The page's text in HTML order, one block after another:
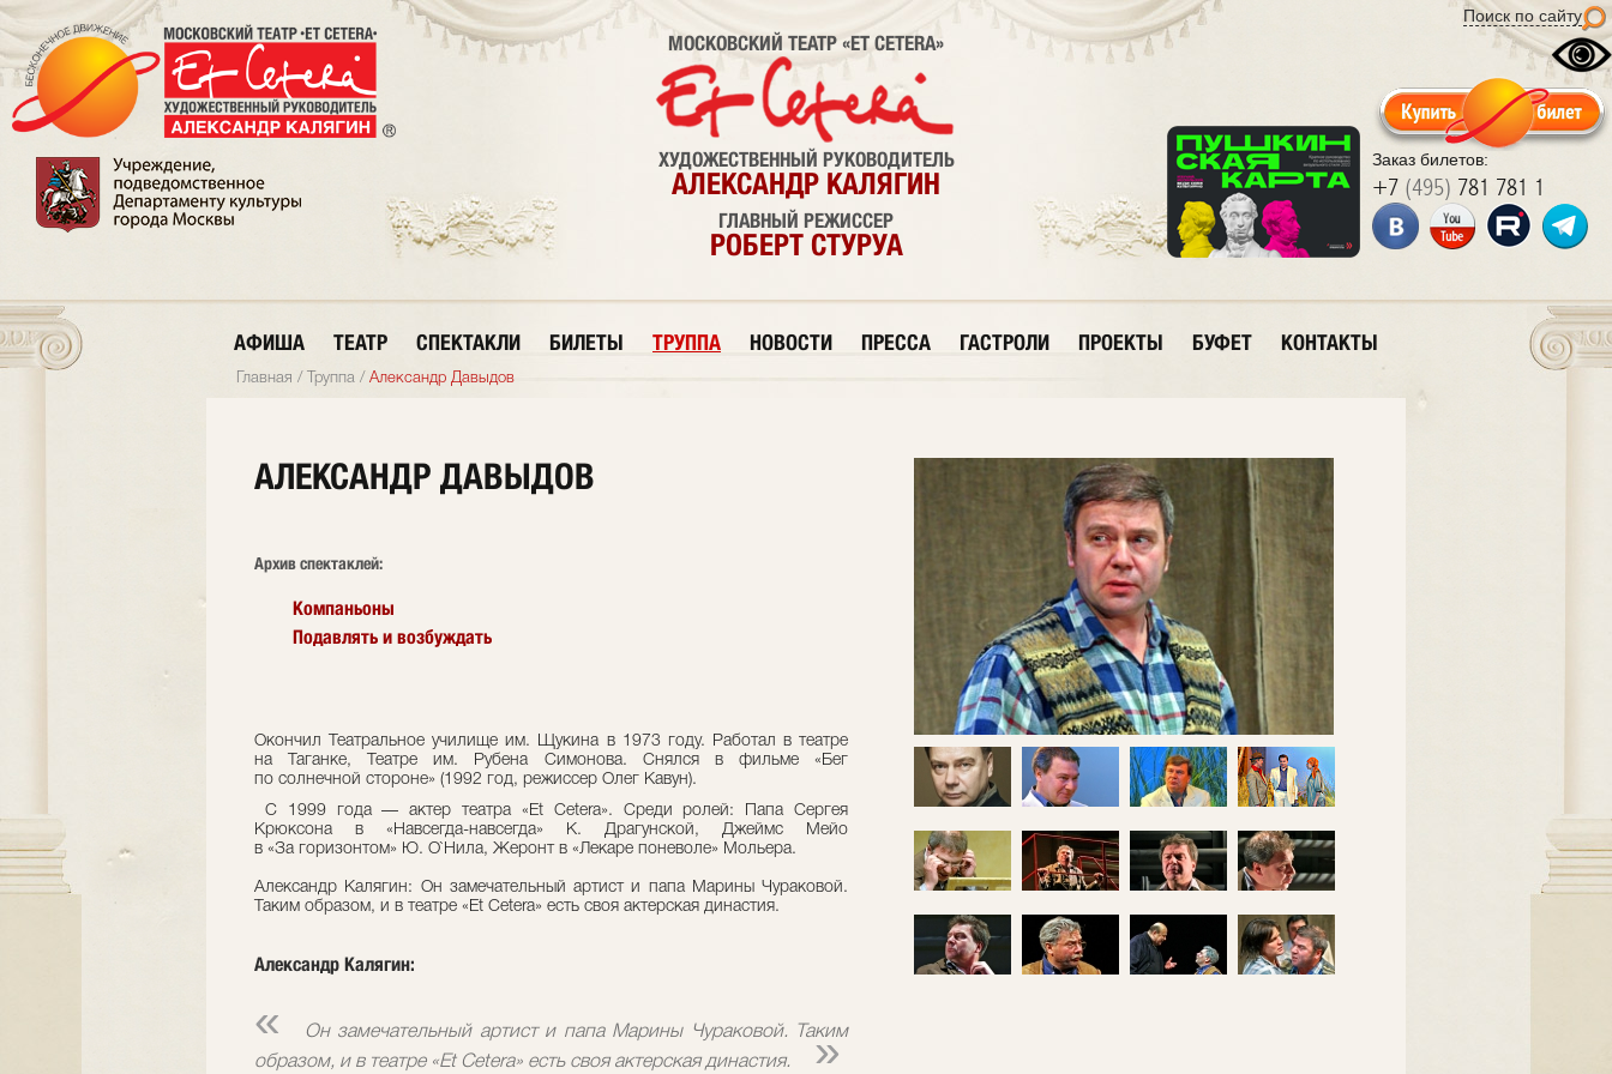
Поиск по сайту
Заказ билетов:
+7 (495) 781 781 1
МОСКОВСКИЙ ТЕАТР «ET CETERA»
ХУДОЖЕСТВЕННЫЙ РУКОВОДИТЕЛЬ
АЛЕКСАНДР КАЛЯГИН
ГЛАВНЫЙ РЕЖИССЕР
РОБЕРТ СТУРУА
АФИША ТЕАТР СПЕКТАКЛИ БИЛЕТЫ ТРУППА НОВОСТИ ПРЕССА ГАСТРОЛИ ПРОЕКТЫ БУФЕТ КОНТАКТЫ
Главная / Труппа / Александр Давыдов
АЛЕКСАНДР ДАВЫДОВ
Архив спектаклей:
Компаньоны
Подавлять и возбуждать
Окончил Театральное училище им. Щукина в 1973 году. Работал в театре
на Таганке, Театре им. Рубена Симонова. Снялся в фильме «Бег
по солнечной стороне» (1992 год, режиссер Олег Кавун).
С 1999 года — актер театра «Et Сetera». Среди ролей: Папа Сергея
Крюксона в «Навсегда-навсегда» К. Драгунской, Джеймс Мейо
в «За горизонтом» Ю. О`Нила, Жеронт в «Лекаре поневоле» Мольера.
Александр Калягин:
Он замечательный артист и папа Марины Чураковой.
Таким образом, и в театре «Et Сetera» есть своя актерская династия.
Александр Калягин:
«
Он замечательный артист и папа Марины Чураковой. Таким
образом, и в театре «Et Сetera» есть своя актерская династия.
»